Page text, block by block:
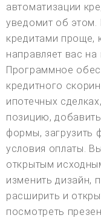
автоматизации
уведомит об этом.
кредитами проще,
направляет вас
Программное
кредитного
ипотечных
позицию,
формы, загрузить
условия оплаты.
открытым
изменить дизайн,
расширить и
посмотреть